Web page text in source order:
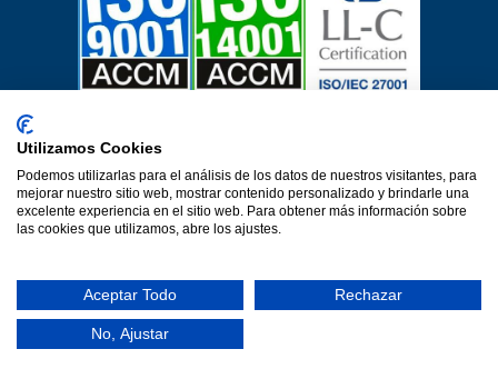
Aviso LegalPolítica de privacidad
Política de calidadProtección de datos
Declaración de accesibilidad
© 2026·Ver 1.0·Formacion Para el Desarrollo e Insercion S.L.
(DEFOIN)
Utilizamos Cookies
Podemos utilizarlas para el análisis de los datos de nuestros visitantes, para
mejorar nuestro sitio web, mostrar contenido personalizado y brindarle una
excelente experiencia en el sitio web. Para obtener más información sobre
las cookies que utilizamos, abre los ajustes.
Aceptar Todo Rechazar
No, Ajustar